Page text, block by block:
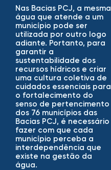
Nas Bacias PCJ, a mesma
água que atende a um
município pode ser
utilizada por outro logo
adiante. Portanto, para
garantir a
sustentabilidade dos
recursos hídricos e criar
uma cultura coletiva de
cuidados essenciais para
o fortalecimento do
senso de pertencimento
dos 76 municípios das
Bacias PCJ, é necessário
fazer com que cada
município perceba a
interdependência que
existe na gestão da
água.